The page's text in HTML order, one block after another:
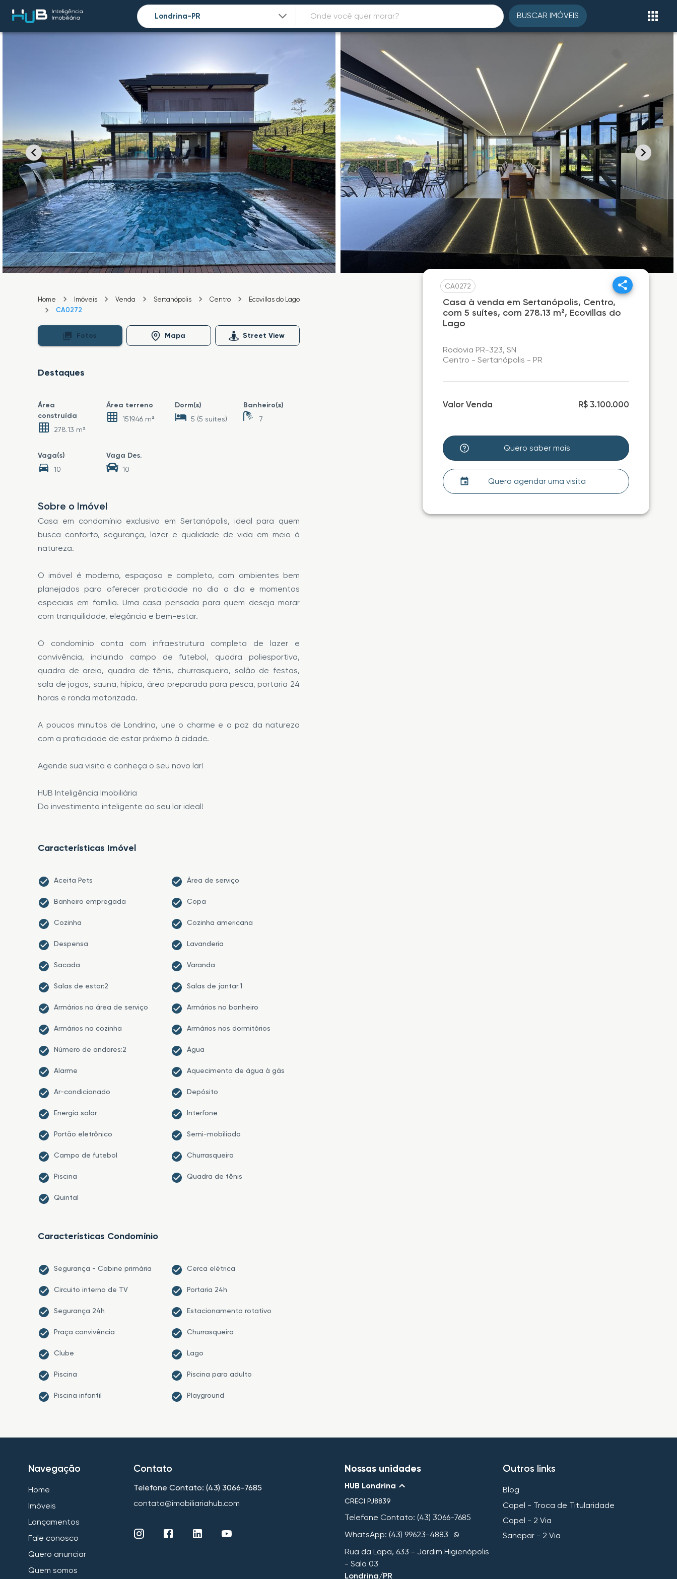
BUSCAR IMÓVEIS
Home Imóveis Venda Sertanópolis Centro
Ecovillas do Lago
CA0272
Fotos Mapa Street View
Destaques
Área
construída
278.13 m²
Área terreno
1519.46 m²
Dorm(s)
5 (5 suítes)
Banheiro(s)
7
Vaga(s)
10
Vaga Des.
10
Sobre o Imóvel
Casa em condomínio exclusivo em Sertanópolis, ideal para quem
busca conforto, segurança, lazer e qualidade de vida em meio à
natureza.
O imóvel é moderno, espaçoso e completo, com ambientes bem
planejados para oferecer praticidade no dia a dia e momentos
especiais em família. Uma casa pensada para quem deseja morar
com tranquilidade, elegância e bem-estar.
O condomínio conta com infraestrutura completa de lazer e
convivência, incluindo campo de futebol, quadra poliesportiva,
quadra de areia, quadra de tênis, churrasqueira, salão de festas,
sala de jogos, sauna, hípica, área preparada para pesca, portaria 24
horas e ronda motorizada.
A poucos minutos de Londrina, une o charme e a paz da natureza
com a praticidade de estar próximo à cidade.
Agende sua visita e conheça o seu novo lar!
HUB Inteligência Imobiliária
Do investimento inteligente ao seu lar ideal!
Características Imóvel
Aceita Pets Área de serviço
Banheiro empregada Copa
Cozinha Cozinha americana
Despensa Lavanderia
Sacada Varanda
Salas de estar:2 Salas de jantar:1
Armários na área de serviço Armários no banheiro
Armários na cozinha Armários nos dormitórios
Número de andares:2 Água
Alarme Aquecimento de água à gás
Ar-condicionado Depósito
Energia solar Interfone
Portão eletrônico Semi-mobiliado
Campo de futebol Churrasqueira
Piscina Quadra de tênis
Quintal
Características Condomínio
Segurança - Cabine primária Cerca elétrica
Circuito interno de TV Portaria 24h
Segurança 24h Estacionamento rotativo
Praça convivência Churrasqueira
Clube Lago
Piscina Piscina para adulto
Piscina infantil Playground
CA0272
Casa à venda em Sertanópolis, Centro,
com 5 suítes, com 278.13 m², Ecovillas do
Lago
Rodovia PR-323, SN
Centro - Sertanópolis - PR
Valor Venda R$ 3.100.000
Quero saber mais
Quero agendar uma visita
Navegação
Home
Imóveis
Lançamentos
Fale conosco
Quero anunciar
Quem somos
Contato
Telefone Contato: (43) 3066-7685
contato@imobiliariahub.com
Nossas unidades
HUB Londrina
CRECI PJ8839
Telefone Contato: (43) 3066-7685
WhatsApp: (43) 99623-4883
Rua da Lapa, 633 - Jardim Higienópolis
- Sala 03
Londrina/PR
Outros links
Blog
Copel - Troca de Titularidade
Copel - 2 Via
Sanepar - 2 Via